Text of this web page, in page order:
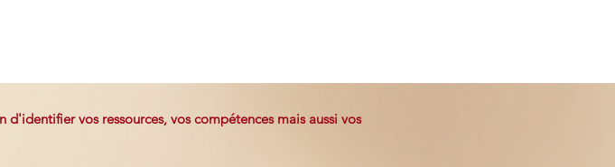
d'identifier vos ressources, vos compétences mais aussi vos